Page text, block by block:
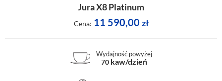
Jura X8 Platinum
Cena: 11 590,00 zł
Wydajność powyżej
70 kaw/dzień